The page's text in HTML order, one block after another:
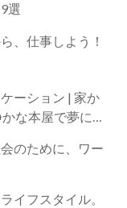
選
、仕事しよう！
ーション | 家か
な本屋で夢に近
のために、ワー
イフスタイル。